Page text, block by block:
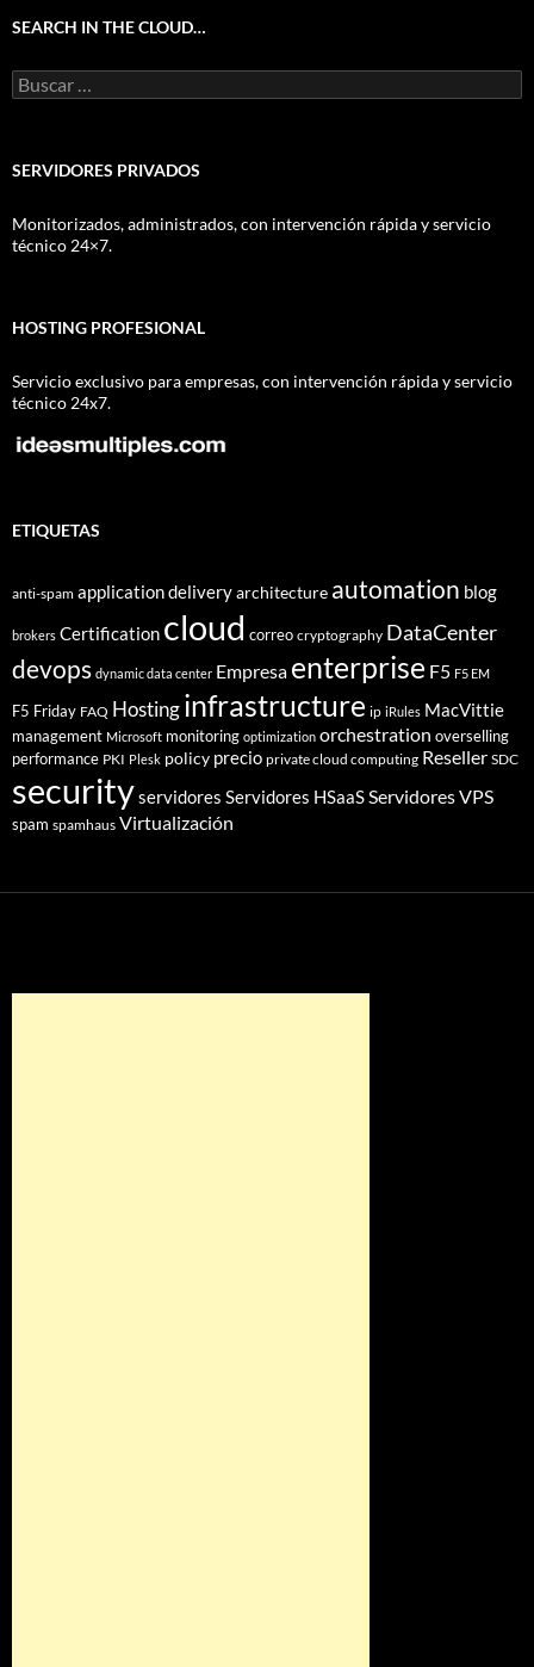
SEARCH IN THE CLOUD…
Buscar:
SERVIDORES PRIVADOS
Monitorizados, administrados, con intervención rápida y servicio
técnico 24×7.
HOSTING PROFESIONAL
Servicio exclusivo para empresas, con intervención rápida y servicio
técnico 24x7.
ETIQUETAS
anti-spam application deliveryarchitecture automation blog
brokers Certification cloud correo cryptography DataCenter
devops dynamic data center Empresa enterprise F5 F5 EM
F5 Friday FAQ Hostinginfrastructure ip iRules MacVittie
management Microsoft monitoring optimization orchestration overselling
performance PKI Plesk policy precio private cloud computing Reseller SDC
securityservidores Servidores HSaaSServidores VPS
spam spamhaus Virtualización